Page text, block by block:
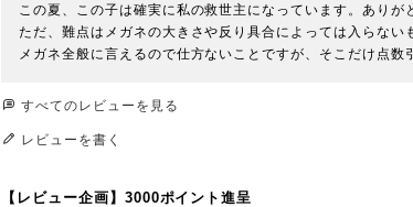
この夏、この子は確実に私の救世主になっています。ありが
ただ、難点はメガネの大きさや反り具合によっては入らない
メガネ全般に言えるので仕方ないことですが、そこだけ点数
すべてのレビューを見る
レビューを書く
【レビュー企画】3000ポイント進呈